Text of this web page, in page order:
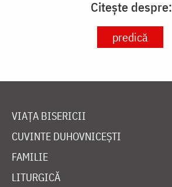
Citește despre:
predică
VIAȚA BISERICII
CUVINTE DUHOVNICEȘTI
FAMILIE
LITURGICĂ